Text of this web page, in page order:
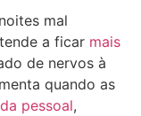
mal
a ficar mais
de nervos à
quando as
pessoal,